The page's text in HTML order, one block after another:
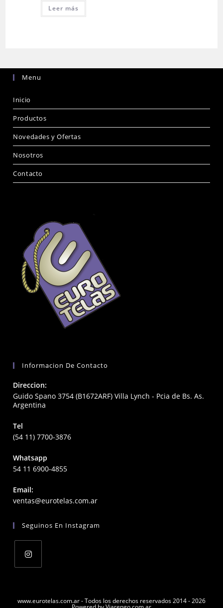
Leer más
Menu
Inicio
Productos
Novedades y Ofertas
Nosotros
Contacto
Informacion De Contacto
Direccion:
Guido Spano 3754 (B1672ARF) Villa Lynch - Pcia de Bs. As.
Argentina
Tel
(54 11) 7700-3876
Whatsapp
54 11 6900-4855
Email:
ventas@eurotelas.com.arOpens
application
Seguinos En Instagram
awww.eurotelas.com.ar - Todos los derechos reservados 2014 - 2026